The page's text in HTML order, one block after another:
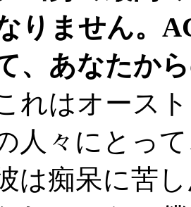
りません。
、あなたか
れはオース
人々にとっ
は痴呆に苦